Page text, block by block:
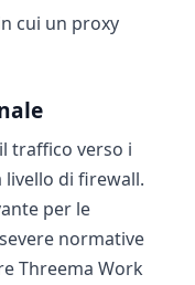
cui un proxy
traffico verso i
livello di firewall.
per le
normative
Threema Work